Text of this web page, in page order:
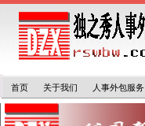
首页 关于我们 人事外包服务